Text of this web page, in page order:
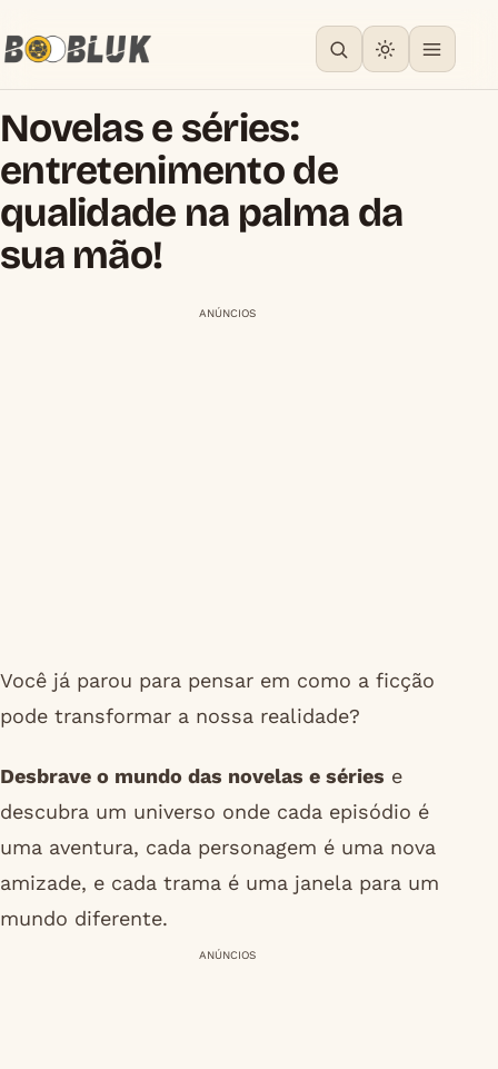
Novelas e séries:
entretenimento de
qualidade na palma da
sua mão!
ANÚNCIOS
Você já parou para pensar em como a ficção
pode transformar a nossa realidade?
Desbrave o mundo das novelas e séries e
descubra um universo onde cada episódio é
uma aventura, cada personagem é uma nova
amizade, e cada trama é uma janela para um
mundo diferente.
ANÚNCIOS